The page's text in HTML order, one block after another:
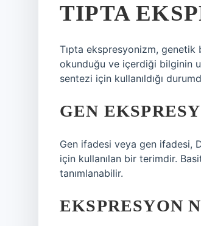
TIPTA
Tıpta ekspresyonizm, genetik
okunduğu ve içerdiği bilginin
sentezi için kullanıldığı
GEN
Gen ifadesi veya gen ifadesi,
için kullanılan bir terimdir.
tanımlanabilir.
EKSPRESYON